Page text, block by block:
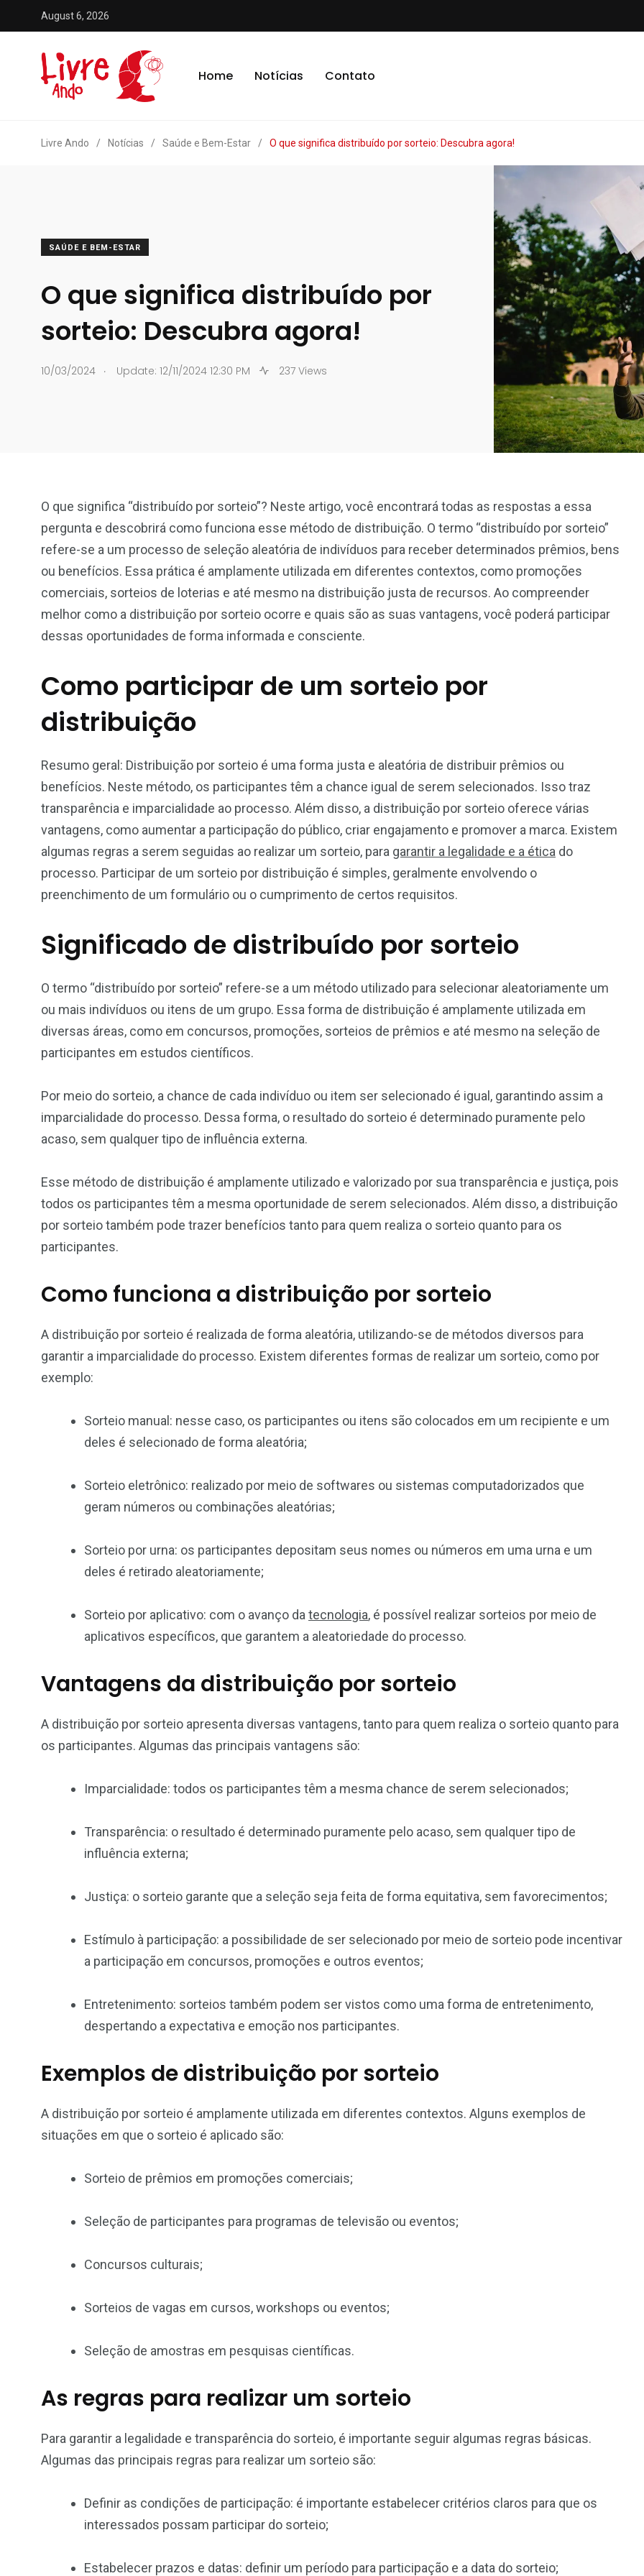
August 6, 2026
Home Notícias Contato
Livre Ando / Notícias / Saúde e Bem-Estar / O que significa distribuído por sorteio: Descubra agora!
SAÚDE E BEM-ESTAR
O que significa distribuído por
sorteio: Descubra agora!
10/03/2024 . Update: 12/11/2024 12:30 PM 237 Views
O que significa “distribuído por sorteio”? Neste artigo, você encontrará todas as respostas a essa
pergunta e descobrirá como funciona esse método de distribuição. O termo “distribuído por sorteio”
refere-se a um processo de seleção aleatória de indivíduos para receber determinados prêmios, bens
ou benefícios. Essa prática é amplamente utilizada em diferentes contextos, como promoções
comerciais, sorteios de loterias e até mesmo na distribuição justa de recursos. Ao compreender
melhor como a distribuição por sorteio ocorre e quais são as suas vantagens, você poderá participar
dessas oportunidades de forma informada e consciente.
Como participar de um sorteio por
distribuição
Resumo geral: Distribuição por sorteio é uma forma justa e aleatória de distribuir prêmios ou
benefícios. Neste método, os participantes têm a chance igual de serem selecionados. Isso traz
transparência e imparcialidade ao processo. Além disso, a distribuição por sorteio oferece várias
vantagens, como aumentar a participação do público, criar engajamento e promover a marca. Existem
algumas regras a serem seguidas ao realizar um sorteio, para garantir a legalidade e a ética do
processo. Participar de um sorteio por distribuição é simples, geralmente envolvendo o
preenchimento de um formulário ou o cumprimento de certos requisitos.
Significado de distribuído por sorteio
O termo “distribuído por sorteio” refere-se a um método utilizado para selecionar aleatoriamente um
ou mais indivíduos ou itens de um grupo. Essa forma de distribuição é amplamente utilizada em
diversas áreas, como em concursos, promoções, sorteios de prêmios e até mesmo na seleção de
participantes em estudos científicos.
Por meio do sorteio, a chance de cada indivíduo ou item ser selecionado é igual, garantindo assim a
imparcialidade do processo. Dessa forma, o resultado do sorteio é determinado puramente pelo
acaso, sem qualquer tipo de influência externa.
Esse método de distribuição é amplamente utilizado e valorizado por sua transparência e justiça, pois
todos os participantes têm a mesma oportunidade de serem selecionados. Além disso, a distribuição
por sorteio também pode trazer benefícios tanto para quem realiza o sorteio quanto para os
participantes.
Como funciona a distribuição por sorteio
A distribuição por sorteio é realizada de forma aleatória, utilizando-se de métodos diversos para
garantir a imparcialidade do processo. Existem diferentes formas de realizar um sorteio, como por
exemplo:
Sorteio manual: nesse caso, os participantes ou itens são colocados em um recipiente e um
deles é selecionado de forma aleatória;
Sorteio eletrônico: realizado por meio de softwares ou sistemas computadorizados que
geram números ou combinações aleatórias;
Sorteio por urna: os participantes depositam seus nomes ou números em uma urna e um
deles é retirado aleatoriamente;
Sorteio por aplicativo: com o avanço da tecnologia, é possível realizar sorteios por meio de
aplicativos específicos, que garantem a aleatoriedade do processo.
Vantagens da distribuição por sorteio
A distribuição por sorteio apresenta diversas vantagens, tanto para quem realiza o sorteio quanto para
os participantes. Algumas das principais vantagens são:
Imparcialidade: todos os participantes têm a mesma chance de serem selecionados;
Transparência: o resultado é determinado puramente pelo acaso, sem qualquer tipo de
influência externa;
Justiça: o sorteio garante que a seleção seja feita de forma equitativa, sem favorecimentos;
Estímulo à participação: a possibilidade de ser selecionado por meio de sorteio pode incentivar
a participação em concursos, promoções e outros eventos;
Entretenimento: sorteios também podem ser vistos como uma forma de entretenimento,
despertando a expectativa e emoção nos participantes.
Exemplos de distribuição por sorteio
A distribuição por sorteio é amplamente utilizada em diferentes contextos. Alguns exemplos de
situações em que o sorteio é aplicado são:
Sorteio de prêmios em promoções comerciais;
Seleção de participantes para programas de televisão ou eventos;
Concursos culturais;
Sorteios de vagas em cursos, workshops ou eventos;
Seleção de amostras em pesquisas científicas.
As regras para realizar um sorteio
Para garantir a legalidade e transparência do sorteio, é importante seguir algumas regras básicas.
Algumas das principais regras para realizar um sorteio são:
Definir as condições de participação: é importante estabelecer critérios claros para que os
interessados possam participar do sorteio;
Estabelecer prazos e datas: definir um período para participação e a data do sorteio;